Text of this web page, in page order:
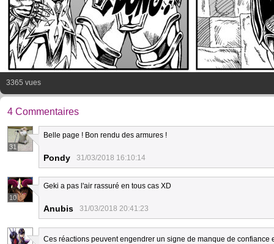
3365 vues
4 Commentaires
31
Belle page ! Bon rendu des armures !
Pondy 31/03/2018 16:10:14
10
Geki a pas l'air rassuré en tous cas XD
Anubis 31/03/2018 20:41:23
Ces réactions peuvent engendrer un signe de manque de